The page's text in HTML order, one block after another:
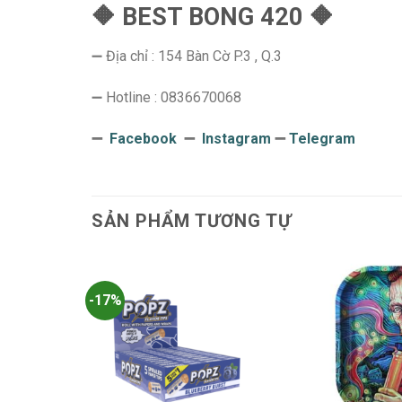
🔶 BEST BONG 420 🔶
➖ Địa chỉ : 154 Bàn Cờ P.3 , Q.3
➖ Hotline : 0836670068
➖ Facebook ➖ Instagram ➖Telegram
SẢN PHẨM TƯƠNG TỰ
-17%